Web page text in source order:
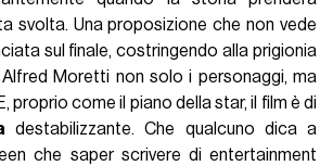
svolta. Una proposizione che non vede
sul finale, costringendo alla prigionia
Moretti non solo i personaggi, ma
proprio come il piano della star, il film è di
destabilizzante. Che qualcuno dica a
che saper scrivere di entertainment